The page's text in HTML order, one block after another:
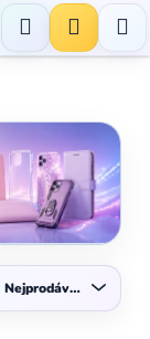
Hledat
Nejprodávanější